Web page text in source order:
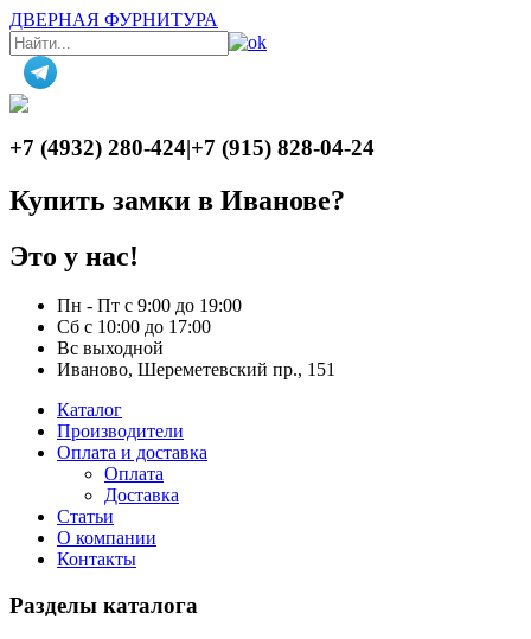
ДВЕРНАЯ ФУРНИТУРА
+7 (4932) 280-424|+7 (915) 828-04-24
Купить замки в Иванове?
Это у нас!
Пн - Пт с 9:00 до 19:00
Сб с 10:00 до 17:00
Вс выходной
Иваново, Шереметевский пр., 151
Каталог
Производители
Оплата и доставка
Оплата
Доставка
Статьи
О компании
Контакты
Разделы каталога